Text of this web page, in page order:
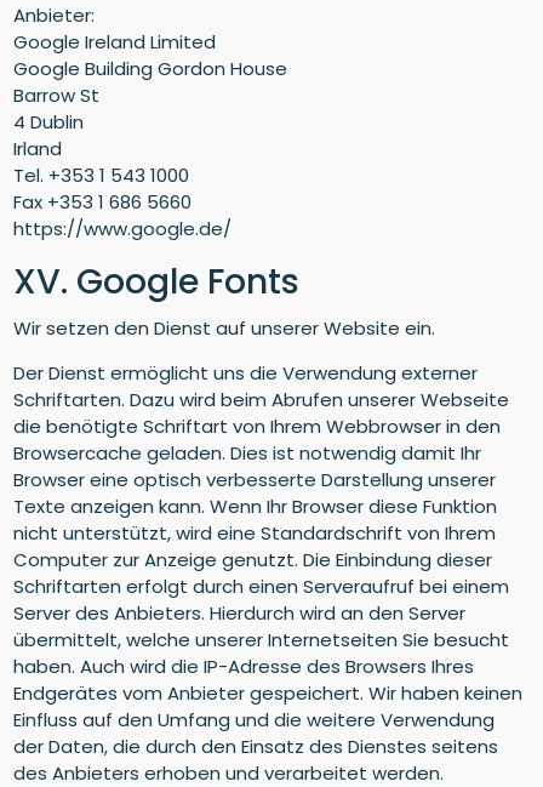
Anbieter:
Google Ireland Limited
Google Building Gordon House
Barrow St
4 Dublin
Irland
Tel. +353 1 543 1000
Fax +353 1 686 5660
https://www.google.de/
XV. Google Fonts
Wir setzen den Dienst auf unserer Website ein.
Der Dienst ermöglicht uns die Verwendung externer
Schriftarten. Dazu wird beim Abrufen unserer Webseite
die benötigte Schriftart von Ihrem Webbrowser in den
Browsercache geladen. Dies ist notwendig damit Ihr
Browser eine optisch verbesserte Darstellung unserer
Texte anzeigen kann. Wenn Ihr Browser diese Funktion
nicht unterstützt, wird eine Standardschrift von Ihrem
Computer zur Anzeige genutzt. Die Einbindung dieser
Schriftarten erfolgt durch einen Serveraufruf bei einem
Server des Anbieters. Hierdurch wird an den Server
übermittelt, welche unserer Internetseiten Sie besucht
haben. Auch wird die IP-Adresse des Browsers Ihres
Endgerätes vom Anbieter gespeichert. Wir haben keinen
Einfluss auf den Umfang und die weitere Verwendung
der Daten, die durch den Einsatz des Dienstes seitens
des Anbieters erhoben und verarbeitet werden.